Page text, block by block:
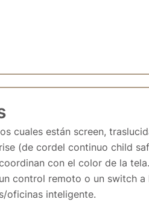
cuales están screen,
(de cordel continuo child
con el color de la tela.
control remoto o un switch a
oficinas inteligente.